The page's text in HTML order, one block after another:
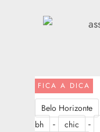
FICA A DICA
Belo Horizonte
bh
- chic -